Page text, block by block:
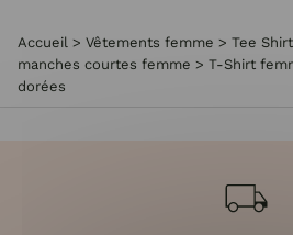
Accueil > Vêtements femme > Tee
manches courtes femme > T-Shirt
dorées